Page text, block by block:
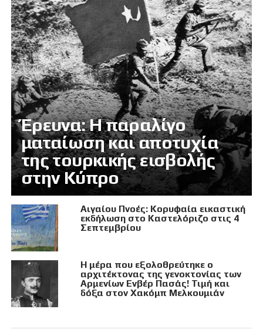
Έρευνα: Η παραλίγο
ματαίωση και αποτυχία
της τουρκικής εισβολής
στην Κύπρο
Αιγαίου Πνοές: Κορυφαία εικαστική
εκδήλωση στο Καστελόριζο στις 4
Σεπτεμβρίου
Η μέρα που εξολοθρεύτηκε ο
αρχιτέκτονας της γενοκτονίας των
Αρμενίων Ενβέρ Πασάς! Τιμή και
δόξα στον Χακόμπ Μελκουμιάν